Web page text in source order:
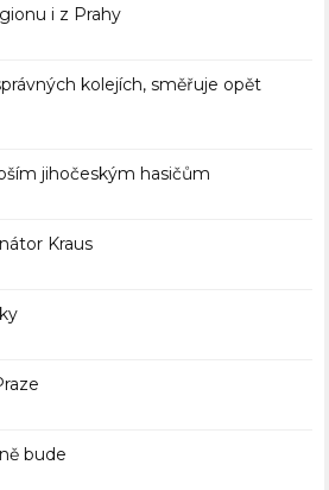
i z Prahy
kolejích, směřuje opět
jihočeským hasičům
Kraus
bude